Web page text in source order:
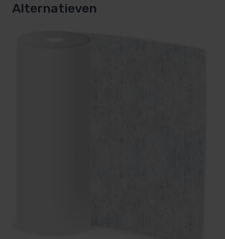
Alternatieven